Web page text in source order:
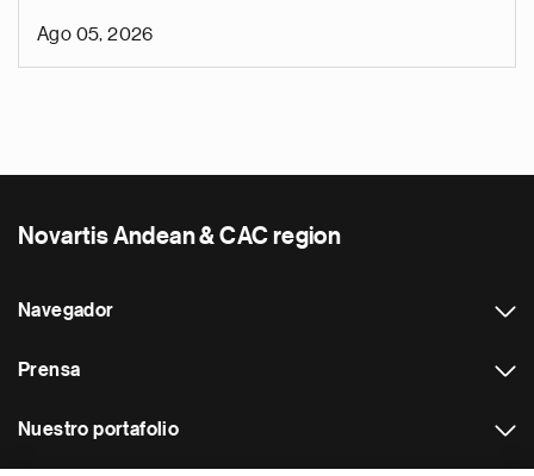
Ago 05, 2026
Novartis Andean & CAC region
Navegador
Prensa
Nuestro portafolio